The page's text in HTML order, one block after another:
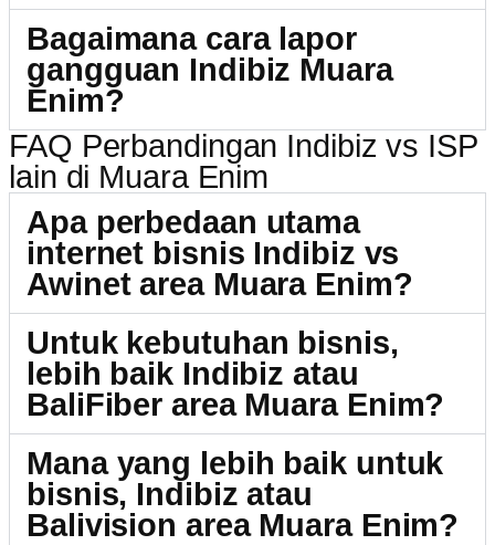
Bagaimana cara lapor
gangguan Indibiz Muara
Enim?
FAQ Perbandingan Indibiz vs ISP
lain di Muara Enim
Apa perbedaan utama
internet bisnis Indibiz vs
Awinet area Muara Enim?
Untuk kebutuhan bisnis,
lebih baik Indibiz atau
BaliFiber area Muara Enim?
Mana yang lebih baik untuk
bisnis, Indibiz atau
Balivision area Muara Enim?